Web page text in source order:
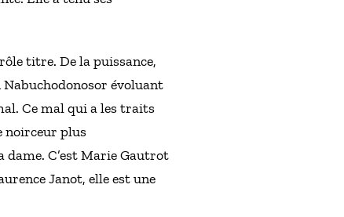
titre. De la puissance,
évoluant
Ce mal qui a les traits
noirceur plus
dame. C’est Marie Gautrot
Janot, elle est une